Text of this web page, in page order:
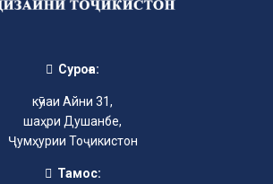
Суроға:
кӯчаи Айни 31,
шаҳри Душанбе,
Ҷумҳурии Тоҷикистон
Тамос: